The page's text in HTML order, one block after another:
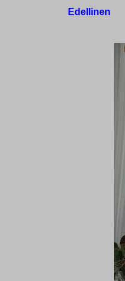
Edellinen